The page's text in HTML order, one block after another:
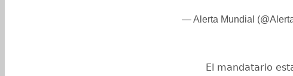
— Alerta Mundial
El mandatario